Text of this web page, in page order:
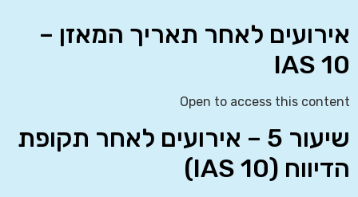
אירועים לאחר תאריך המאזן –
IAS 10
Open to access this content
שיעור 5 – אירועים לאחר תקופת
הדיווח (IAS 10)